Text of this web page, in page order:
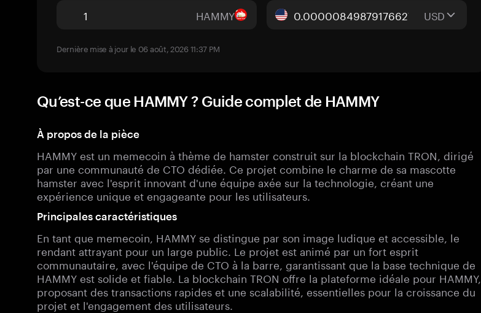
HAMMY USD
Dernière mise à jour le 06 août, 2026 11:37 PM
Qu’est-ce que HAMMY ? Guide complet de HAMMY
À propos de la pièce
HAMMY est un memecoin à thème de hamster construit sur la blockchain TRON, dirigé
par une communauté de CTO dédiée. Ce projet combine le charme de sa mascotte
hamster avec l'esprit innovant d'une équipe axée sur la technologie, créant une
expérience unique et engageante pour les utilisateurs.
Principales caractéristiques
En tant que memecoin, HAMMY se distingue par son image ludique et accessible, le
rendant attrayant pour un large public. Le projet est animé par un fort esprit
communautaire, avec l'équipe de CTO à la barre, garantissant que la base technique de
HAMMY est solide et fiable. La blockchain TRON offre la plateforme idéale pour HAMMY,
proposant des transactions rapides et une scalabilité, essentielles pour la croissance du
projet et l'engagement des utilisateurs.